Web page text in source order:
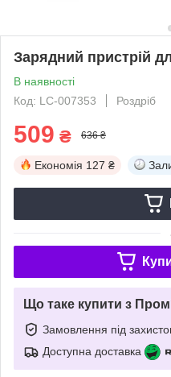
Зарядний пристрій
В наявності
Код: LC-007353
Роздріб
509 ₴ 636 ₴
Економія 127 ₴
Що таке купити з
Замовлення під
Доступна доставка